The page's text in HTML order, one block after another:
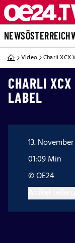
NEWSÖSTERREICH
Video Charli XCX
CHARLI
LABEL
13.
01:09 Min
© OE24